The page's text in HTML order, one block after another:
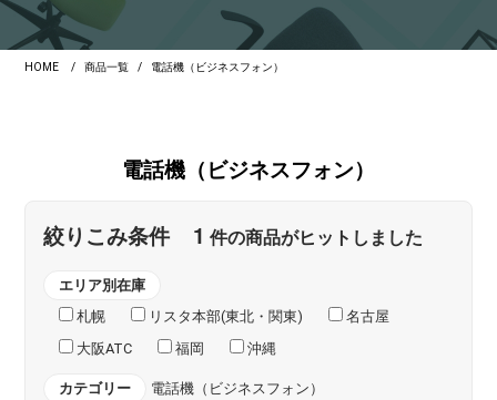
HOME 商品一覧 電話機（ビジネスフォン）
電話機 （ビジネスフォン）
絞りこみ条件 1 件の商品がヒットしました
エリア別在庫
札幌
リスタ本部(東北・関東)
名古屋
大阪ATC
福岡 沖縄
カテゴリー 電話機（ビジネスフォン）